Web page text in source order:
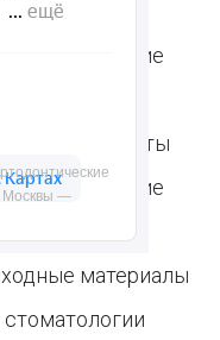
Москвы —
инструменты
материалы
стоматологии